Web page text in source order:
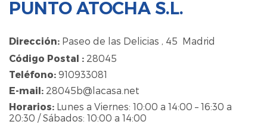
PUNTO ATOCHA S.L.
Dirección: Paseo de las Delicias , 45 Madrid
Código Postal : 28045
Teléfono: 910933081
E-mail: 28045b@lacasa.net
Horarios: Lunes a Viernes: 10:00 a 14:00 – 16:30 a
20:30 / Sábados: 10:00 a 14:00